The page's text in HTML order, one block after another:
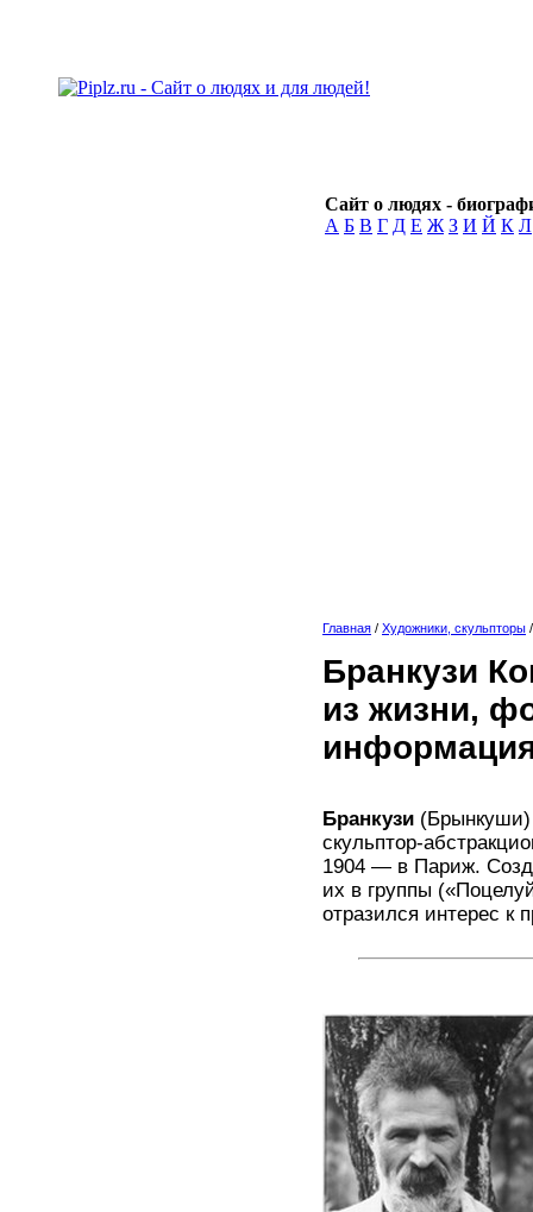
Сайт о людях -
А Б В Г Д Е Ж З И Й К Л
Главная / Художники, скульпторы
Бранкузи
из жизни,
Бранкузи
скульптор-
1904 — в Париж.
их в группы
отразился интерес к